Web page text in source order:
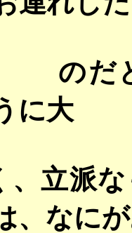
のだ
に大
、立派
、なに